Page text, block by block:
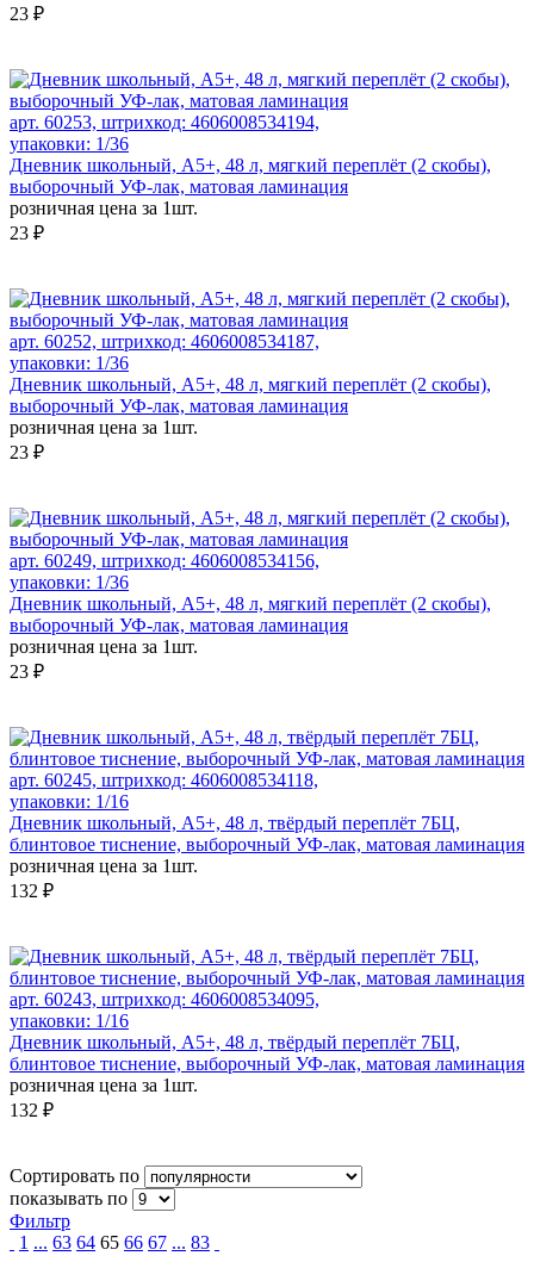
23 ₽
арт. 60253, штрихкод: 4606008534194,
упаковки: 1/36
Дневник школьный, А5+, 48 л, мягкий переплёт (2 скобы),
выборочный УФ-лак, матовая ламинация
розничная цена за 1шт.
23 ₽
арт. 60252, штрихкод: 4606008534187,
упаковки: 1/36
Дневник школьный, А5+, 48 л, мягкий переплёт (2 скобы),
выборочный УФ-лак, матовая ламинация
розничная цена за 1шт.
23 ₽
арт. 60249, штрихкод: 4606008534156,
упаковки: 1/36
Дневник школьный, А5+, 48 л, мягкий переплёт (2 скобы),
выборочный УФ-лак, матовая ламинация
розничная цена за 1шт.
23 ₽
арт. 60245, штрихкод: 4606008534118,
упаковки: 1/16
Дневник школьный, А5+, 48 л, твёрдый переплёт 7БЦ,
блинтовое тиснение, выборочный УФ-лак, матовая ламинация
розничная цена за 1шт.
132 ₽
арт. 60243, штрихкод: 4606008534095,
упаковки: 1/16
Дневник школьный, А5+, 48 л, твёрдый переплёт 7БЦ,
блинтовое тиснение, выборочный УФ-лак, матовая ламинация
розничная цена за 1шт.
132 ₽
Сортировать по
показывать по
Фильтр
1 ... 63 64 65 66 67 ... 83